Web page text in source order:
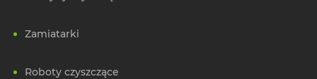
Zamiatarki
Roboty czyszczące